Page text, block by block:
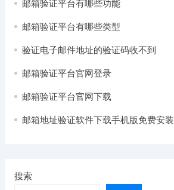
邮箱验证平台有哪些功能
邮箱验证平台有哪些类型
验证电子邮件地址的验证码收不到
邮箱验证平台官网登录
邮箱验证平台官网下载
邮箱地址验证软件下载手机版免费安装
搜索